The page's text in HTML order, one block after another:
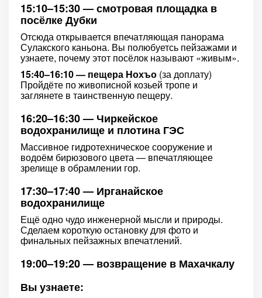
15:10–15:30 — смотровая площадка в
посёлке Дубки
Отсюда открывается впечатляющая панорама
Сулакского каньона. Вы полюбуетсь пейзажами и
узнаете, почему этот посёлок называют «живым».
15:40–16:10 — пещера Нохъо (за доплату)
Пройдёте по живописной козьей тропе и
заглянете в таинственную пещеру.
16:20–16:30 — Чиркейское
водохранилище и плотина ГЭС
Массивное гидротехническое сооружение и
водоём бирюзового цвета — впечатляющее
зрелище в обрамлении гор.
17:30–17:40 — Ирганайское
водохранилище
Ещё одно чудо инженерной мысли и природы.
Сделаем короткую остановку для фото и
финальных пейзажных впечатлений.
19:00–19:20 — возвращение в Махачкалу
Вы узнаете: